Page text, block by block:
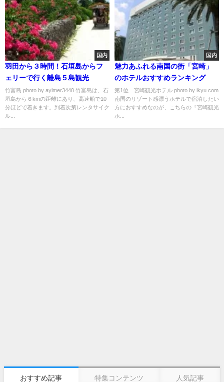
国内
羽田から３時間！石垣島からフ
ェリーで行く離島５島観光
竹富島 photo by aylmer3440 竹富島は、石
垣島から６kmの距離にあり、高速船で10
分ほどで着きます。到着次第レンタサイク
ル...
国内
魅力あふれる南国の街「宮崎」
のホテルおすすめランキング
第1位 宮崎観光ホテル photo by ikyu.com
南国のリゾート感漂うホテルで宿泊したい
方におすすめなのが、こちらの『宮崎観光
ホ...
おすすめ記事 特集コンテンツ 人気記事